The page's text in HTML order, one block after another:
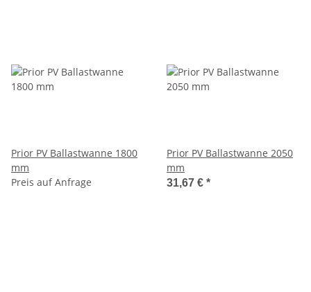
Prior PV Ballastwanne 1800
mm
Preis auf Anfrage
Prior PV Ballastwanne 2050
mm
31,67 € *